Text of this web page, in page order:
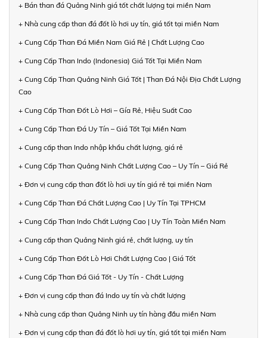
+ Bán than đá Quảng Ninh giá tốt chất lượng tại miền Nam
+ Nhà cung cấp than đá đốt lò hơi uy tín, giá tốt tại miền Nam
+ Cung Cấp Than Đá Miền Nam Giá Rẻ | Chất Lượng Cao
+ Cung Cấp Than Indo (Indonesia) Giá Tốt Tại Miền Nam
+ Cung Cấp Than Quảng Ninh Giá Tốt | Than Đá Nội Địa Chất Lượng
Cao
+ Cung Cấp Than Đốt Lò Hơi – Gía Rẻ, Hiệu Suất Cao
+ Cung Cấp Than Đá Uy Tín – Giá Tốt Tại Miền Nam
+ Cung cấp than Indo nhập khẩu chất lượng, giá rẻ
+ Cung Cấp Than Quảng Ninh Chất Lượng Cao – Uy Tín – Giá Rẻ
+ Đơn vị cung cấp than đốt lò hơi uy tín giá rẻ tại miền Nam
+ Cung Cấp Than Đá Chất Lượng Cao | Uy Tín Tại TPHCM
+ Cung Cấp Than Indo Chất Lượng Cao | Uy Tín Toàn Miền Nam
+ Cung cấp than Quảng Ninh giá rẻ, chất lượng, uy tín
+ Cung Cấp Than Đốt Lò Hơi Chất Lượng Cao | Giá Tốt
+ Cung Cấp Than Đá Giá Tốt - Uy Tín - Chất Lượng
+ Đơn vị cung cấp than đá Indo uy tín và chất lượng
+ Nhà cung cấp than Quảng Ninh uy tín hàng đầu miền Nam
+ Đơn vị cung cấp than đá đốt lò hơi uy tín, giá tốt tại miền Nam